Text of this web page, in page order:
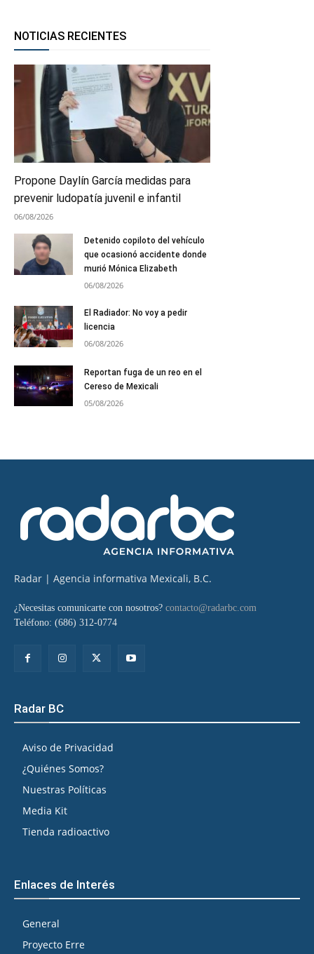
NOTICIAS RECIENTES
Propone Daylín García medidas para
prevenir ludopatía juvenil e infantil
06/08/2026
Detenido copiloto del vehículo
que ocasionó accidente donde
murió Mónica Elizabeth
06/08/2026
El Radiador: No voy a pedir
licencia
06/08/2026
Reportan fuga de un reo en el
Cereso de Mexicali
05/08/2026
Radar | Agencia informativa Mexicali, B.C.
¿Necesitas comunicarte con nosotros? contacto@radarbc.com
Teléfono: (686) 312-0774
Radar BC
Aviso de Privacidad
¿Quiénes Somos?
Nuestras Políticas
Media Kit
Tienda radioactivo
Enlaces de Interés
General
Proyecto Erre